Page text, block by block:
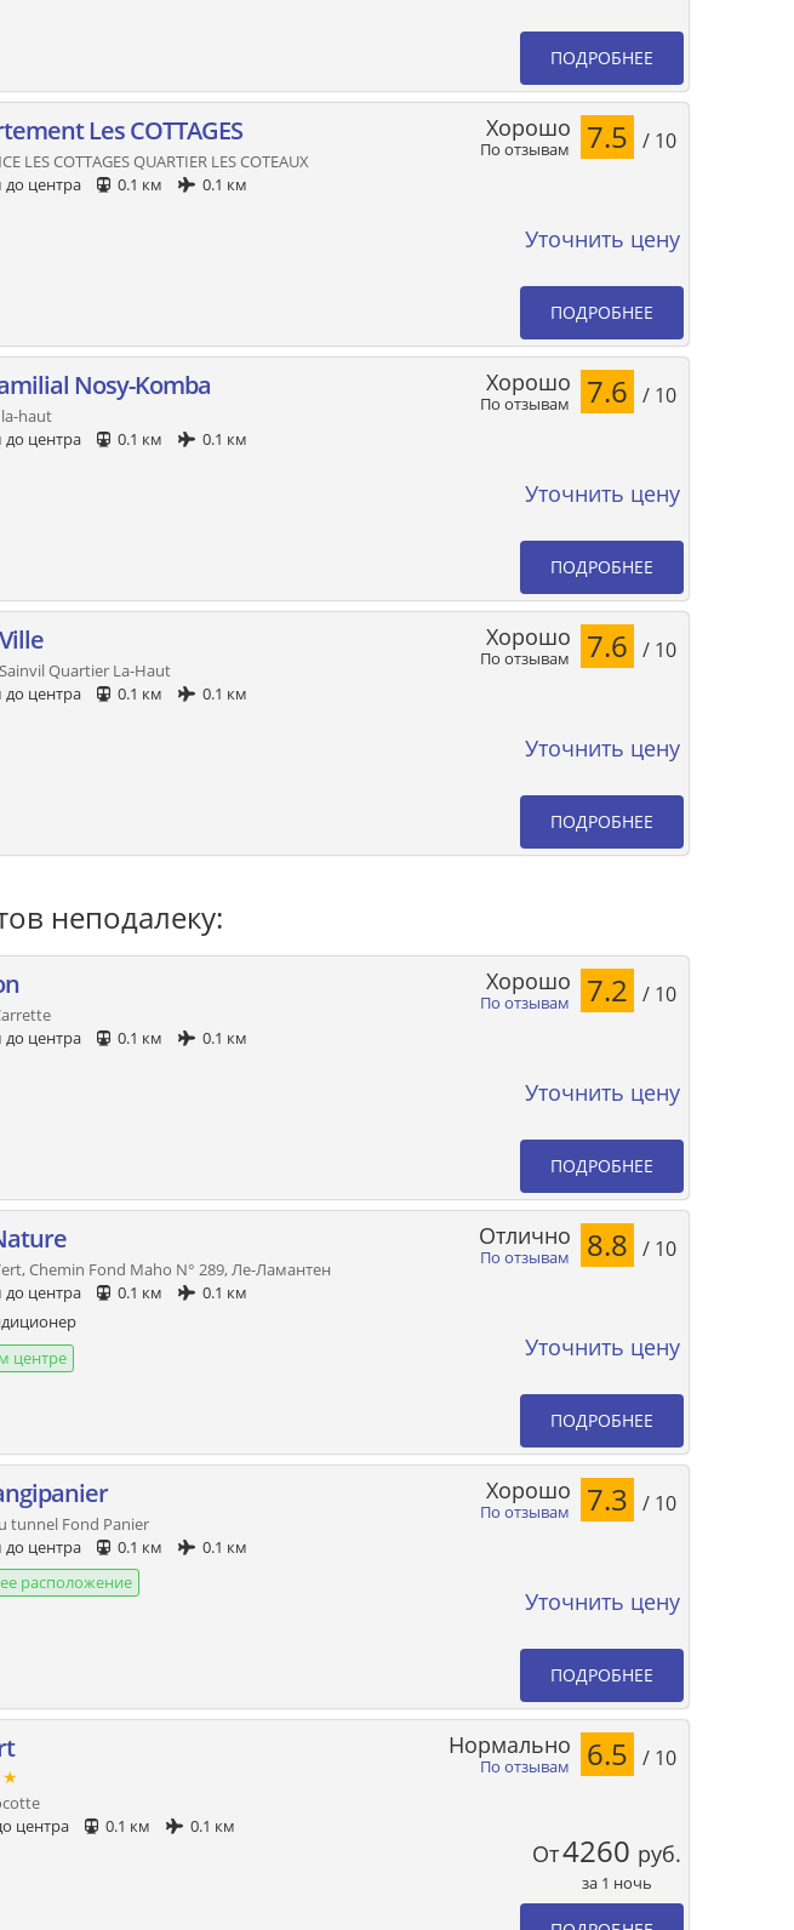
ПОДРОБНЕЕ
Les COTTAGES
LES COTTAGES QUARTIER LES COTEAUX
центра
0.1 км 0.1 км
По отзывам
Хорошо 7.5 / 10
Уточнить цену
ПОДРОБНЕЕ
Nosy-Komba
haut
центра
0.1 км 0.1 км
По отзывам
Хорошо 7.6 / 10
Уточнить цену
ПОДРОБНЕЕ
Quartier La-Haut
центра
0.1 км 0.1 км
По отзывам
Хорошо 7.6 / 10
Уточнить цену
ПОДРОБНЕЕ
неподалеку:
центра
0.1 км 0.1 км
По отзывам
Хорошо 7.2 / 10
Уточнить цену
ПОДРОБНЕЕ
Chemin Fond Maho N° 289, Ле-Ламантен
центра
0.1 км
0.1 км
центре
По отзывам
Отлично 8.8 / 10
Уточнить цену
ПОДРОБНЕЕ
tunnel Fond Panier
центра
0.1 км
0.1 км
расположение
По отзывам
Хорошо 7.3 / 10
Уточнить цену
ПОДРОБНЕЕ
центра
0.1 км 0.1 км
По отзывам
Нормально 6.5 / 10
От4260 руб.
за 1 ночь